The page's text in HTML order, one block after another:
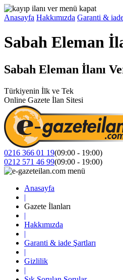
Anasayfa Hakkımızda Garanti &
Sabah Eleman
Sabah Eleman İlanı
Türkiyenin İlk ve Tek
Online Gazete İlan Sitesi
0216 366 01 19(09:00 - 19:00)
0212 571 46 99(09:00 - 19:00)
Anasayfa
|
Gazete İlanları
|
Hakkımızda
|
Garanti & iade Şartları
|
Gizlilik
|